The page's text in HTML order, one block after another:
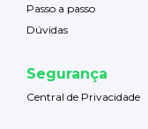
Passo a passo
Dúvidas
Segurança
Central de Privacidade